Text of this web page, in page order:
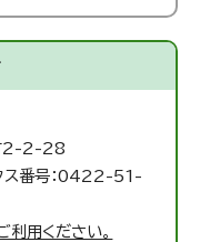
2-2-28
番号：0422-51-
用ください。